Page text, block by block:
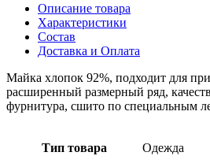
Описание товара
Характеристики
Состав
Доставка и Оплата
Майка хлопок 92%, подходит для
расширенный размерный ряд,
фурнитура, сшито по специальным
Тип товара Одежда